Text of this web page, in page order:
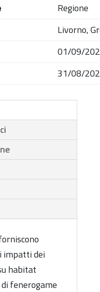
Regione
Livorno,
01/09/
31/08/
impatti dei
habitat
fenerogame